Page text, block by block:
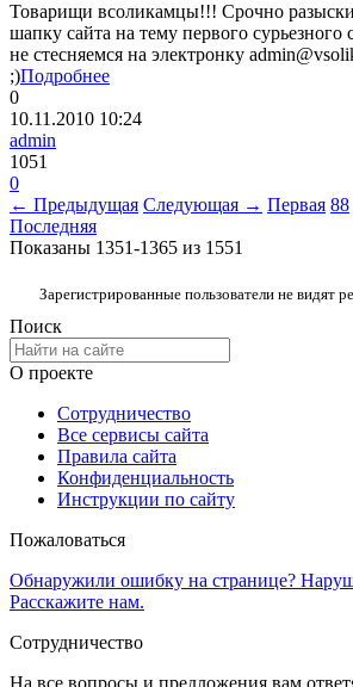
Товарищи всоликамцы!!! Срочно
шапку сайта на тему первого
не стесняемся на электронку
;)Подробнее
0
10.11.2010 10:24
admin
1051
0
← Предыдущая Следующая → Первая 88
Последняя
Показаны 1351-1365 из 1551
Зарегистрированные пользователи не видят
Поиск
О проекте
Сотрудничество
Все сервисы сайта
Правила сайта
Конфиденциальность
Инструкции по сайту
Пожаловаться
Обнаружили ошибку на странице?
Расскажите нам.
Сотрудничество
На все вопросы и предложения вам